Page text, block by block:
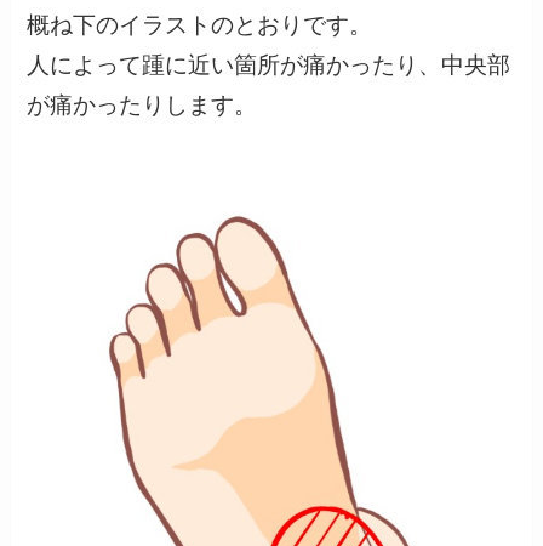
概ね下のイラストのとおりです。
人によって踵に近い箇所が痛かったり、中央部
が痛かったりします。